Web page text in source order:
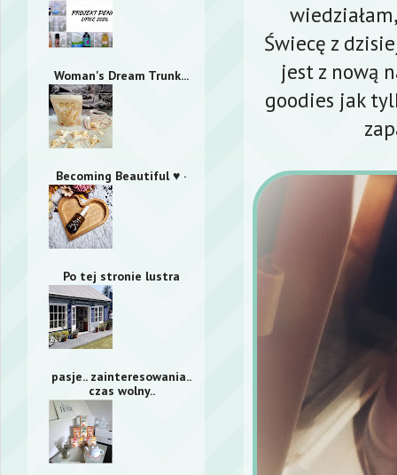
Świecę z
jest z nową
goodies jak
Woman's Dream Trunk...
Becoming Beautiful ♥ ·
Po tej stronie lustra
pasje.. zainteresowania..
czas wolny..